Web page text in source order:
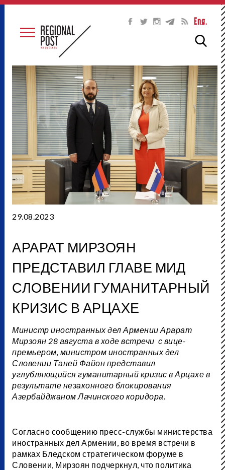
Eng.
29.08.2023
АРАРАТ МИРЗОЯН
ПРЕДСТАВИЛ ГЛАВЕ МИД
СЛОВЕНИИ ГУМАНИТАРНЫЙ
КРИЗИС В АРЦАХЕ
Министр иностранных дел Армении Арарат
Мирзоян 28 августа в ходе встречи с вице-
премьером, министром иностранных дел
Словении Таней Файон представил
углубляющийся гуманитарный кризис в Арцахе в
результате незаконного блокирования
Азербайджаном Лачинского коридора.
Согласно сообщению пресс-службы министерства
иностранных дел Армении, во время встречи в
рамках Бледском стратегическом форуме в
Словении, Мирзоян подчеркнул, что политика